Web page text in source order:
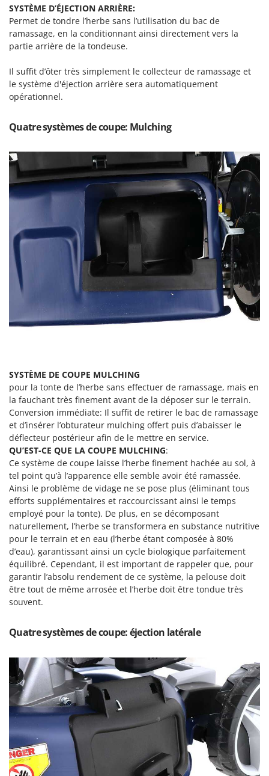
Stiga
Stocker
Sunseeker
T
Tecla
TecnoGen
Telwin
Tenco
Tineco
Titania
Trev - Abrek - TecnoVIR
Unger
Vesco
Volpi
W
Waldner
Weber
WIDU
Wiper EcoRobot
Wolf Garten
Wortex
Worx
Y Yard Force
Z
Zephir
Zodiac
Zomax
SYSTÈME D’ÉJECTION ARRIÈRE:
Permet de tondre l’herbe sans l’utilisation du bac de
ramassage, en la conditionnant ainsi directement vers la
partie arrière de la tondeuse.
Il suffit d’ôter très simplement le collecteur de ramassage et
le système d'éjection arrière sera automatiquement
opérationnel.
Quatre systèmes de coupe: Mulching
SYSTÈME DE COUPE MULCHING
pour la tonte de l’herbe sans effectuer de ramassage, mais en
la fauchant très finement avant de la déposer sur le terrain.
Conversion immédiate: Il suffit de retirer le bac de ramassage
et d’insérer l’obturateur mulching offert puis d’abaisser le
déflecteur postérieur afin de le mettre en service.
QU’EST-CE QUE LA COUPE MULCHING:
Ce système de coupe laisse l’herbe finement hachée au sol, à
tel point qu’à l’apparence elle semble avoir été ramassée.
Ainsi le problème de vidage ne se pose plus (éliminant tous
efforts supplémentaires et raccourcissant ainsi le temps
employé pour la tonte). De plus, en se décomposant
naturellement, l’herbe se transformera en substance nutritive
pour le terrain et en eau (l’herbe étant composée à 80%
d’eau), garantissant ainsi un cycle biologique parfaitement
équilibré. Cependant, il est important de rappeler que, pour
garantir l’absolu rendement de ce système, la pelouse doit
être tout de même arrosée et l’herbe doit être tondue très
souvent.
Quatre systèmes de coupe: éjection latérale